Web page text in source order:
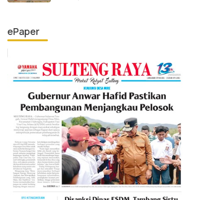
ePaper